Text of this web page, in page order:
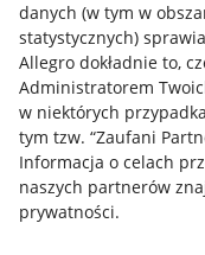
danych (w tym w
statystycznych)
Allegro dokładnie to,
Administratorem
w niektórych
tym tzw. “Zaufani
Informacja o celach
naszych partnerów
prywatności.
Przydatne
Jak to działa